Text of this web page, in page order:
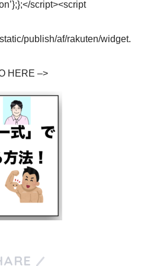
script><script
publish/af/rakuten/widget.
HERE –>